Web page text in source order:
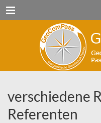
Menu
verschiedene
Referenten